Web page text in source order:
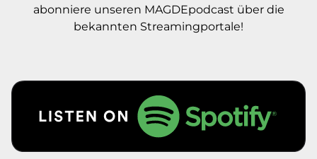
abonniere unseren MAGDEpodcast über die
bekannten Streamingportale!